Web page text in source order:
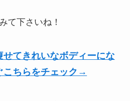
て下さいね！
てきれいなボディーにな
こちらをチェック→